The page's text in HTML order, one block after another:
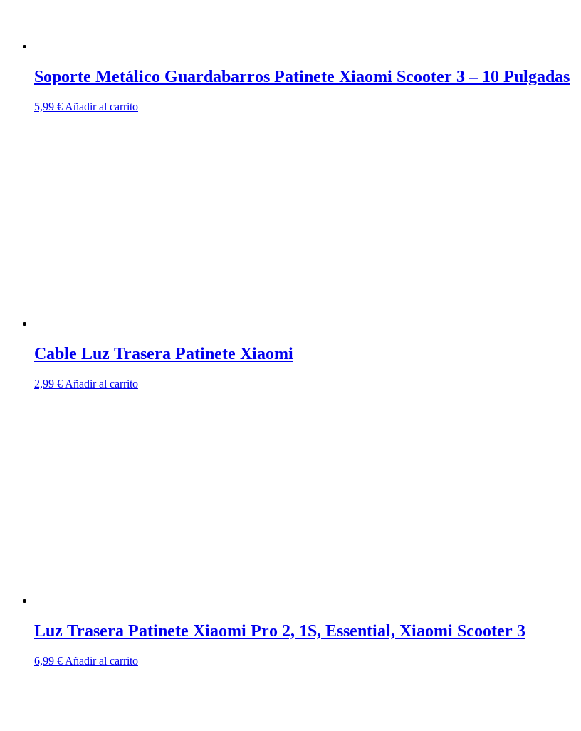
Soporte Metálico Guardabarros Patinete Xiaomi Scooter 3 – 10 Pulgadas
5,99 € Añadir al carrito
Cable Luz Trasera Patinete Xiaomi
2,99 € Añadir al carrito
Luz Trasera Patinete Xiaomi Pro 2, 1S, Essential, Xiaomi Scooter 3
6,99 € Añadir al carrito